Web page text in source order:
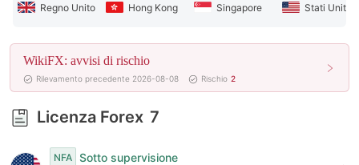
5
6
7
8
9
5
6
7
8
9
Regno Unito Hong Kong Singapore Stati Uniti
WikiFX: avvisi di rischio
Rilevamento precedente 2026-08-08 Rischio 2
Licenza Forex 7
NFA Sotto supervisione